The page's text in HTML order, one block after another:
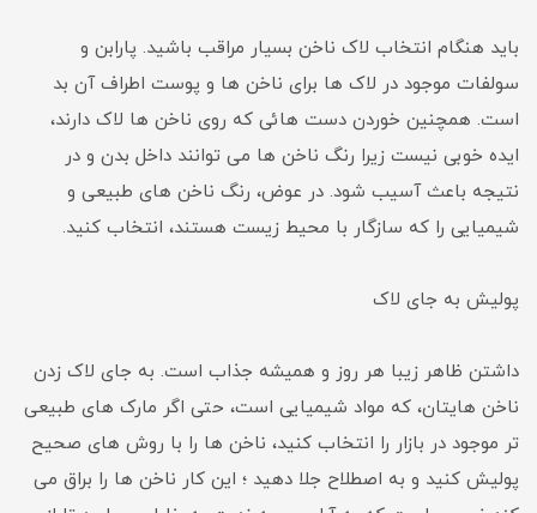
باید هنگام انتخاب لاک ناخن بسیار مراقب باشید. پارابن و
سولفات موجود در لاک ها برای ناخن ها و پوست اطراف آن بد
است. همچنین خوردن دست هائی که روی ناخن ها لاک دارند،
ایده خوبی نیست زیرا رنگ ناخن ها می توانند داخل بدن و در
نتیجه باعث آسیب شود. در عوض، رنگ ناخن های طبیعی و
شیمیایی را که سازگار با محیط زیست هستند، انتخاب کنید.
پولیش به جای لاک
داشتن ظاهر زیبا هر روز و همیشه جذاب است. به جای لاک زدن
ناخن هایتان، که مواد شیمیایی است، حتی اگر مارک های طبیعی
تر موجود در بازار را انتخاب کنید، ناخن ها را با روش های صحیح
پولیش کنید و به اصطلاح جلا دهید ؛ این کار ناخن ها را براق می